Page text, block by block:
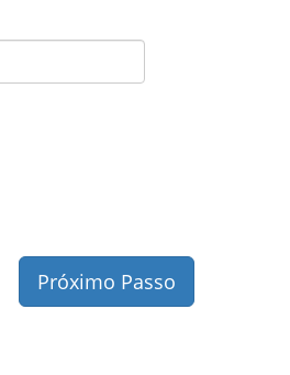
Próximo Passo